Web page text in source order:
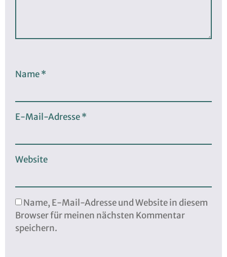
Name*
E-Mail-Adresse*
Website
Name, E-Mail-Adresse und Website in diesem
Browser für meinen nächsten Kommentar
speichern.